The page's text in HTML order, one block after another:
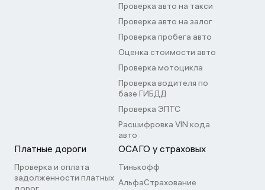
Проверка авто на такси
Проверка авто на залог
Проверка пробега авто
Оценка стоимости авто
Проверка мотоцикла
Проверка водителя по
базе ГИБДД
Проверка ЭПТС
Расшифровка VIN кода
авто
Платные дороги
Проверка и оплата
задолженности платных
ОСАГО у страховых
Тинькофф
АльфаСтрахование